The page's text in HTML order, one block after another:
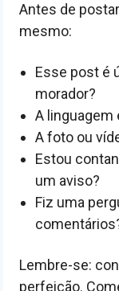
Antes de
mesmo:
Esse post é
morador?
A linguagem
A foto ou
Estou
um aviso?
Fiz uma
Lembre-se:
perfeição.